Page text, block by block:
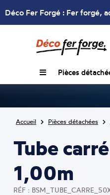
Déco Fer Forgé : Fer forgé,
Pièces
Accueil Pièces détachées
Tube
1,00m
RÉF :